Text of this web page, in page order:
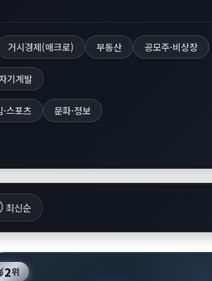
거시경제(매크로) 부동산 공모주·비상장
기계발
·스포츠 문화·정보
최신순
2위